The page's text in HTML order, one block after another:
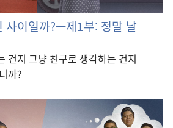
사이일까?—제1부: 정말 날
건지 그냥 친구로 생각하는 건지
까?